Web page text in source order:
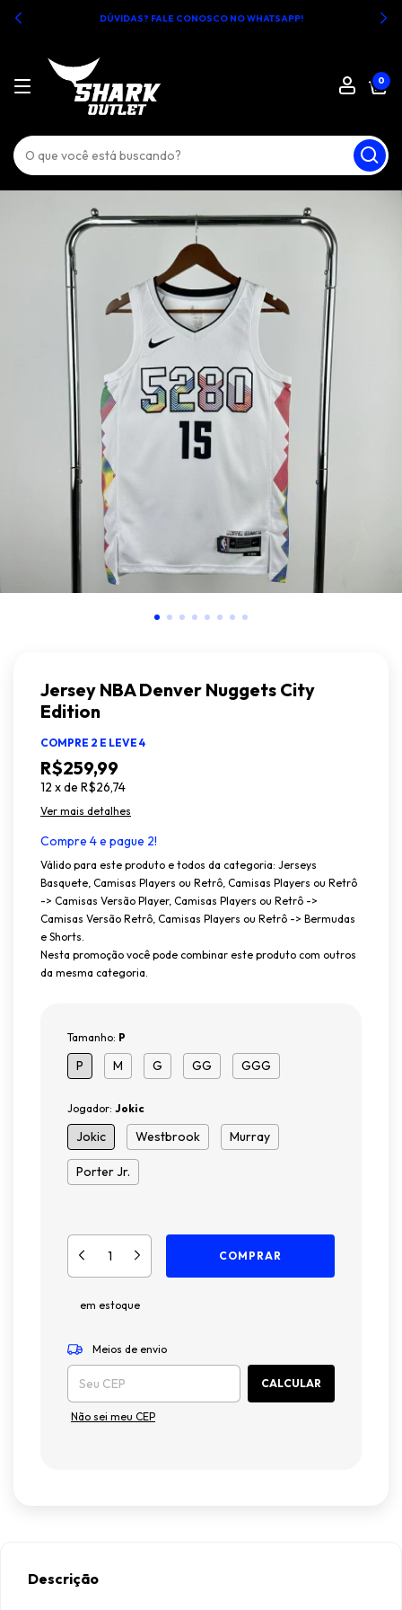
DÚVIDAS? FALE CONOSCO NO WHATSAPP!
0
Jersey NBA Denver Nuggets City
Edition
COMPRE 2 E LEVE 4
R$259,99
12 xde R$26,74
Ver mais detalhes
Compre 4 e pague 2!
Válido para este produto e todos da categoria: Jerseys
Basquete, Camisas Players ou Retrô, Camisas Players ou Retrô
-> Camisas Versão Player, Camisas Players ou Retrô ->
Camisas Versão Retrô, Camisas Players ou Retrô -> Bermudas
e Shorts.
Nesta promoção você pode combinar este produto com outros
da mesma categoria.
Tamanho: P
P M G GG GGG
Jogador: Jokic
Jokic Westbrook Murray
Porter Jr.
em estoque
Meios de envio
CALCULAR
Não sei meu CEP
Descrição